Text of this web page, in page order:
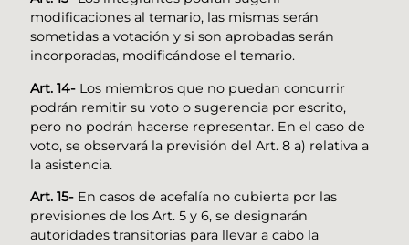
modificaciones al temario, las mismas serán
sometidas a votación y si son aprobadas serán
incorporadas, modificándose el temario.
Art. 14- Los miembros que no puedan concurrir
podrán remitir su voto o sugerencia por escrito,
pero no podrán hacerse representar. En el caso de
voto, se observará la previsión del Art. 8 a) relativa a
la asistencia.
Art. 15- En casos de acefalía no cubierta por las
previsiones de los Art. 5 y 6, se designarán
autoridades transitorias para llevar a cabo la